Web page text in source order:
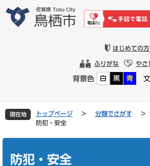
文
はじめての
ふりがな やさ
背景色 白 黒 青
現在地 トップページ > 分類でさがす >
防犯・安全
防犯・安全